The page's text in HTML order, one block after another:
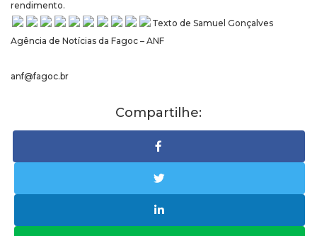
rendimento.
Texto de Samuel Gonçalves
Agência de Notícias da Fagoc – ANF
anf@fagoc.br
Compartilhe: